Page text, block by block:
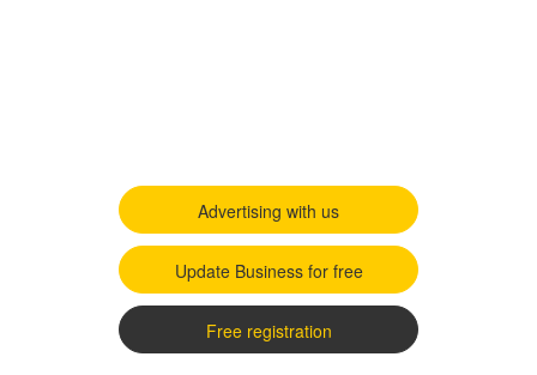
Advertising with us
Update Business for free
Free registration